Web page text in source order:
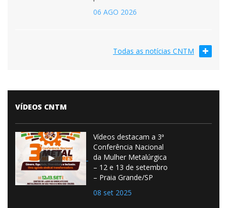
06 AGO 2026
Todas as notícias CNTM
VÍDEOS CNTM
Vídeos destacam a 3ª
Conferência Nacional
da Mulher Metalúrgica
– 12 e 13 de setembro
– Praia Grande/SP
08 set 2025